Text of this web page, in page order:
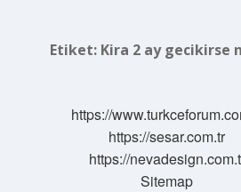
Etiket: Kira 2 ay gecikirse
https://
https://sesar.com.tr
https://
Sitemap